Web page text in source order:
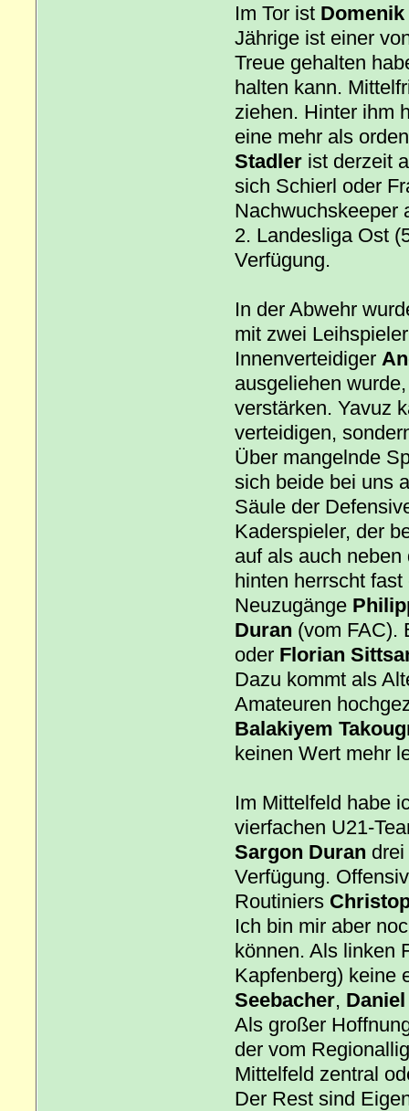
Im Tor ist
Jährige ist einer
Treue gehalten
halten kann.
ziehen. Hinter ihm
eine mehr als
Stadlerist derzeit
sich Schierl oder
Nachwuchskeeper
2. Landesliga Ost
Verfügung.
In der Abwehr
mit zwei
Innenverteidiger
ausgeliehen
verstärken. Yavuz
verteidigen,
Über mangelnde
sich beide bei uns
Säule der
Kaderspieler, der
auf als auch
hinten herrscht
Neuzugänge
Duran (vom FAC).
oder Florian
Dazu kommt als
Amateuren
Balakiyem
keinen Wert mehr
Im Mittelfeld habe
vierfachen U21-
Sargon Duran
Verfügung.
Routiniers
Ich bin mir aber
können. Als linken
Kapfenberg) keine
Seebacher,
Als großer
der vom
Mittelfeld zentral
Der Rest sind